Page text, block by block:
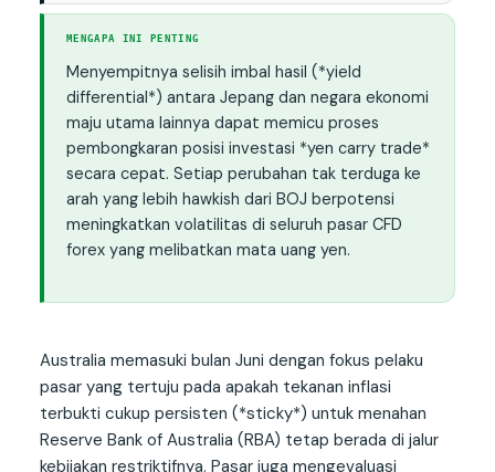
MENGAPA INI PENTING
Menyempitnya selisih imbal hasil (*yield
differential*) antara Jepang dan negara ekonomi
maju utama lainnya dapat memicu proses
pembongkaran posisi investasi *yen carry trade*
secara cepat. Setiap perubahan tak terduga ke
arah yang lebih hawkish dari BOJ berpotensi
meningkatkan volatilitas di seluruh pasar CFD
forex yang melibatkan mata uang yen.
Australia memasuki bulan Juni dengan fokus pelaku
pasar yang tertuju pada apakah tekanan inflasi
terbukti cukup persisten (*sticky*) untuk menahan
Reserve Bank of Australia (RBA) tetap berada di jalur
kebijakan restriktifnya. Pasar juga mengevaluasi